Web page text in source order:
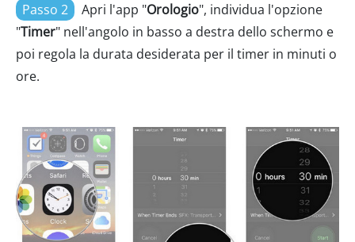
Passo 2 Apri l'app "Orologio", individua l'opzione
"Timer" nell'angolo in basso a destra dello schermo e
poi regola la durata desiderata per il timer in minuti o
ore.